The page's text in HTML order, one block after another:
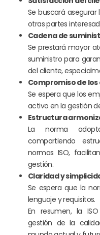
Se buscará
otras partes
Cadena de
Se prestará mayor
suministro para
del cliente,
Compromiso de
Se espera que los
activo en la gestión
Estructura
La norma
compartiendo
normas ISO,
gestión.
Claridad y
Se espera que la
lenguaje y requisitos.
En resumen, la
gestión de la